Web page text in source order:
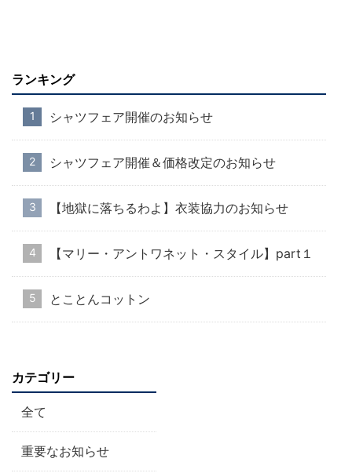
ランキング
シャツフェア開催のお知らせ
シャツフェア開催＆価格改定のお知らせ
【地獄に落ちるわよ】衣装協力のお知らせ
【マリー・アントワネット・スタイル】part１
とことんコットン
カテゴリー
全て
重要なお知らせ